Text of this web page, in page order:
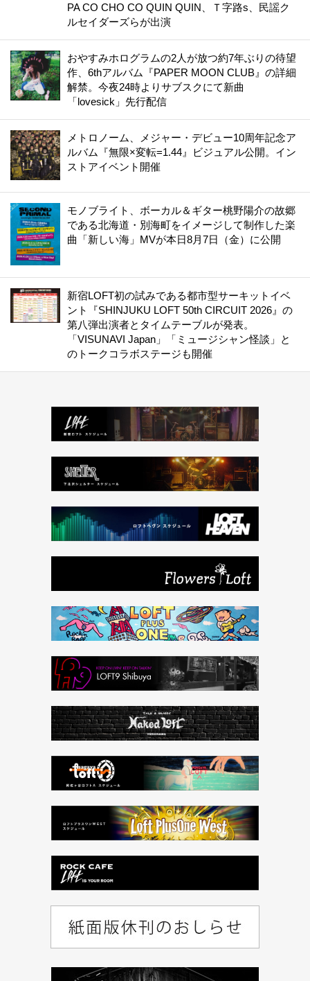
PA CO CHO CO QUIN QUIN、Ｔ字路s、民謡ク
ルセイダーズらが出演
おやすみホログラムの2人が放つ約7年ぶりの待望
作、6thアルバム『PAPER MOON CLUB』の詳細
解禁。今夜24時よりサブスクにて新曲
「lovesick」先行配信
メトロノーム、メジャー・デビュー10周年記念ア
ルバム『無限×変転=1.44』ビジュアル公開。イン
ストアイベント開催
モノブライト、ボーカル＆ギター桃野陽介の故郷
である北海道・別海町をイメージして制作した楽
曲「新しい海」MVが本日8月7日（金）に公開
新宿LOFT初の試みである都市型サーキットイベ
ント『SHINJUKU LOFT 50th CIRCUIT 2026』の
第八弾出演者とタイムテーブルが発表。
「VISUNAVI Japan」「ミュージシャン怪談」と
のトークコラボステージも開催